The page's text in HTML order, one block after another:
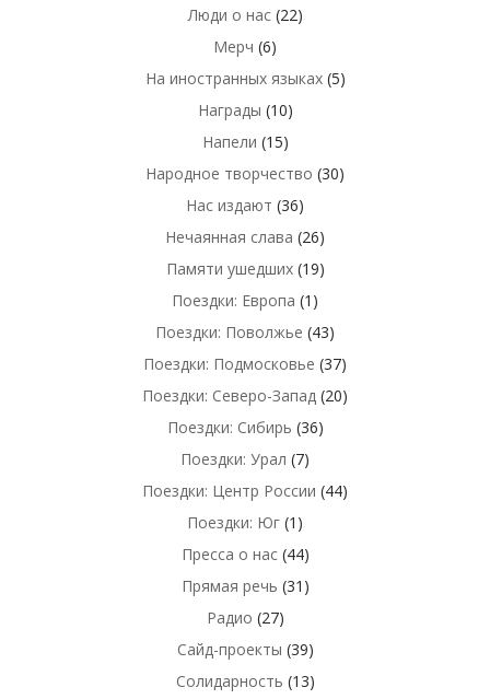
Люди о нас(22)
Мерч (6)
На иностранных языках(5)
Награды (10)
Напели (15)
Народное творчество (30)
Нас издают (36)
Нечаянная слава (26)
Памяти ушедших(19)
Поездки: Европа (1)
Поездки: Поволжье (43)
Поездки: Подмосковье (37)
Поездки: Северо-Запад (20)
Поездки: Сибирь (36)
Поездки: Урал (7)
Поездки: Центр России (44)
Поездки: Юг (1)
Пресса о нас(44)
Прямая речь (31)
Радио (27)
Сайд-проекты (39)
Солидарность (13)